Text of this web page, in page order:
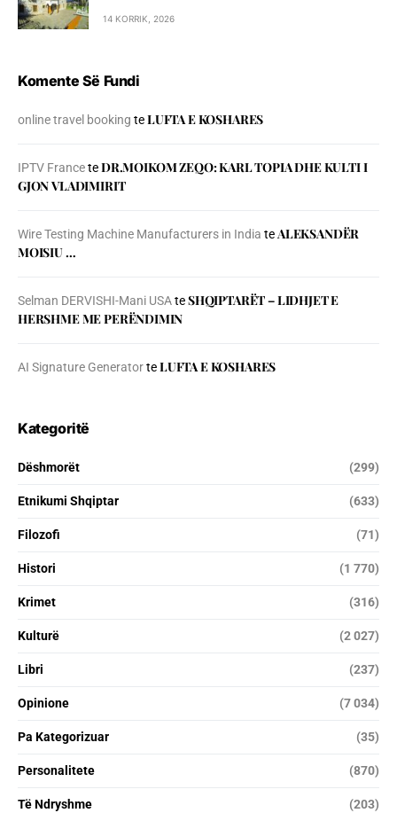
14 KORRIK, 2026
Komente Së Fundi
online travel booking teLUFTA E KOSHARES
IPTV FranceteDR.MOIKOM ZEQO: KARL TOPIA DHE KULTI I
GJON VLADIMIRIT
Wire Testing Machine Manufacturers in India teALEKSANDËR
MOISIU …
Selman DERVISHI-Mani USAteSHQIPTARËT – LIDHJET E
HERSHME ME PERËNDIMIN
AI Signature GeneratorteLUFTA E KOSHARES
Kategoritë
Dëshmorët (299)
Etnikumi Shqiptar (633)
Filozofi (71)
Histori (1 770)
Krimet (316)
Kulturë (2 027)
Libri (237)
Opinione (7 034)
Pa Kategorizuar (35)
Personalitete (870)
Të Ndryshme (203)